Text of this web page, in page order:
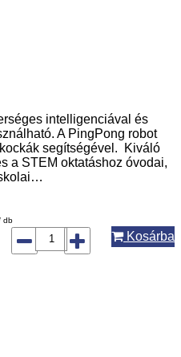
intelligenciával és
A PingPong robot
segítségével. Kiváló
a STEM oktatáshoz óvodai,
db
Kosárba